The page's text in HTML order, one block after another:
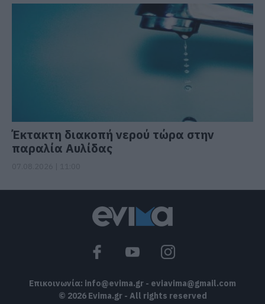
Έκτακτη διακοπή νερού τώρα στην
παραλία Αυλίδας
Επικοινωνία: info@evima.gr - eviavima@gmail.com
© 2026 Evima.gr - All rights reserved